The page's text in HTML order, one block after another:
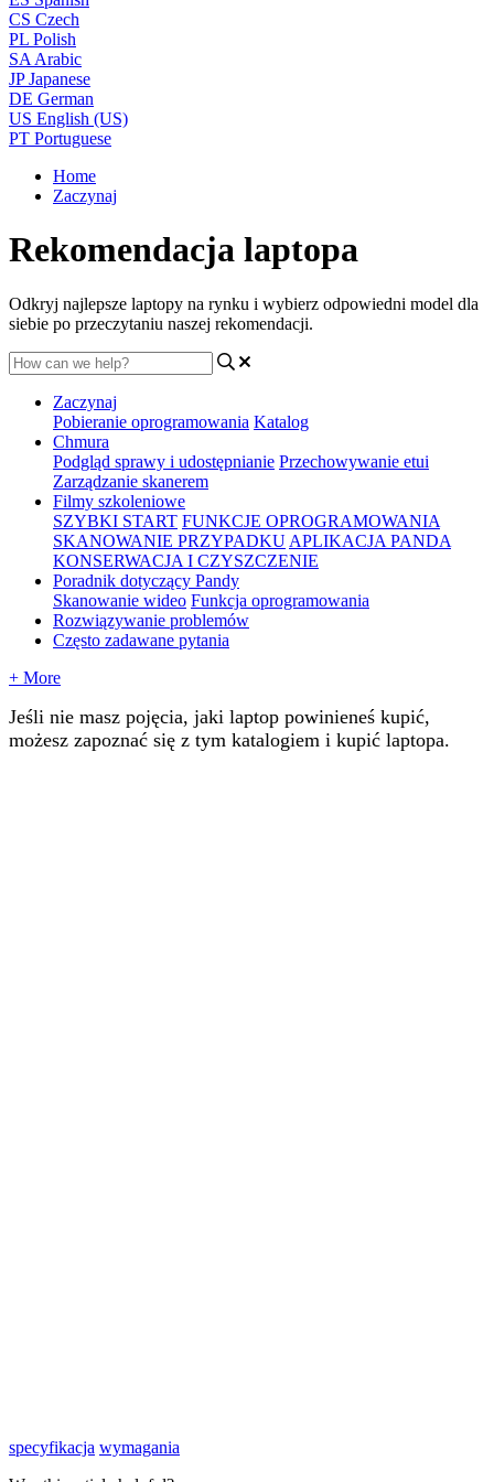
CS Czech
PL Polish
SA Arabic
JP Japanese
DE German
US English (US)
PT Portuguese
Home
Zaczynaj
Rekomendacja laptopa
Odkryj najlepsze laptopy na rynku i wybierz odpowiedni model dla
siebie po przeczytaniu naszej rekomendacji.
Zaczynaj
Pobieranie oprogramowania Katalog
Chmura
Podgląd sprawy i udostępnianie Przechowywanie etui
Zarządzanie skanerem
Filmy szkoleniowe
SZYBKI START FUNKCJE OPROGRAMOWANIA
SKANOWANIE PRZYPADKU APLIKACJA PANDA
KONSERWACJA I CZYSZCZENIE
Poradnik dotyczący Pandy
Skanowanie wideo Funkcja oprogramowania
Rozwiązywanie problemów
Często zadawane pytania
+ More
Jeśli nie masz pojęcia, jaki laptop powinieneś kupić,
możesz zapoznać się z tym katalogiem i kupić laptopa.
specyfikacja wymagania